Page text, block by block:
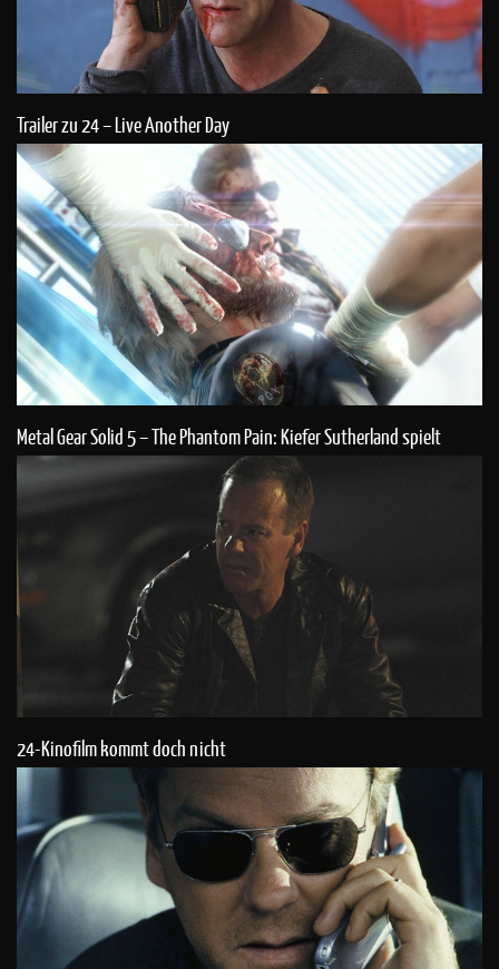
Trailer zu 24 – Live Another Day
Metal Gear Solid 5 – The Phantom Pain: Kiefer Sutherland spielt
Snake
24-Kinofilm kommt doch nicht